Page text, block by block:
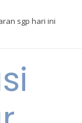
sgp hari ini